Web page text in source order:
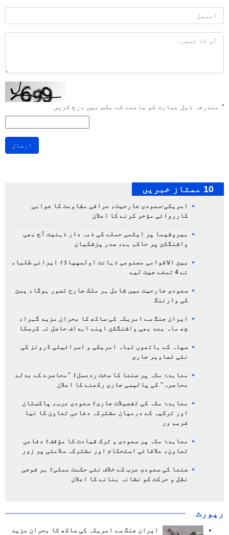
* مندرجہ ذیل عبارت کو سامنے کے بکس میں درج کریں
ارسال
10 ممتاز خبریں
امریکی-سعودی جارحیت، عراقی مقاومت کا جوابی
کارروائی مؤخر کرنے کا اعلان
ہیروشیما پر ایٹمی حملے کی ذمہ دار ذہنیت آج بھی
واشنگٹن پر حاکم ہے، صدر پزشکیان
بین الاقوامی مصنوعی ذہانت اولمپیاڈ؛ ایرانی طلباء
نے 4 تمغے جیت لیے
سعودی جارحیت میں شامل ہر ملک جارح تصور ہوگا، یمن
کی وارننگ
ایران جنگ سے امریکہ کی ساکھ کا بحران مزید گہرا،
چھ ماہ بعد بھی واشنگٹن اپنے اہداف حاصل نہ کرسکا
سپاہ کے ہاتھوں تباہ امریکی و اسرائیلی ڈرونز کی
نئی تصاویر جاری
معاہدۂ مکہ پر صنعا کا سخت ردعمل؛ "محاصرے کے بدلے
محاصرہ" کی پالیسی جاری رکھنے کا اعلان
معاہدۂ مکہ کی تفصیلات جاری؛ سعودی عرب، پاکستان
اور ترکیہ کے درمیان مشترکہ دفاعی تعاون کا نیا
فریم ور
معاہدۂ مکہ پر سعودی و ترک قیادت کا مؤقف؛ دفاعی
تعاون، علاقائی استحکام اور مشترکہ سلامتی پر زور
صنعا کی سعودی عرب کے خلاف نئی حکمت عملی؛ ہر فوجی
نقل و حرکت کو نشانہ بنانے کا اعلان
رپورٹ
ایران جنگ سے امریکہ کی ساکھ کا بحران مزید